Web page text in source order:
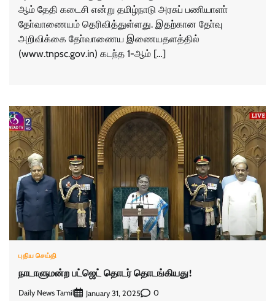
ஆம் தேதி கடைசி என்று தமிழ்நாடு அரசுப் பணியாளா்
தோ்வாணையம் தெரிவித்துள்ளது. இதற்கான தோ்வு
அறிவிக்கை தோ்வாணைய இணையதளத்தில்
(www.tnpsc.gov.in) கடந்த 1-ஆம் […]
புதிய செய்தி
நாடாளுமன்ற பட்ஜெட் தொடர் தொடங்கியது!
Daily News Tamil January 31, 2025 0